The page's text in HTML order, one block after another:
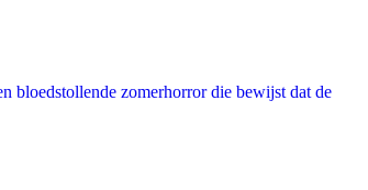
bloedstollende zomerhorror die bewijst dat de